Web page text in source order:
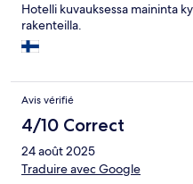
Hotelli kuvauksessa maininta
rakenteilla.
Avis vérifié
4/10 Correct
24 août 2025
Traduire avec Google